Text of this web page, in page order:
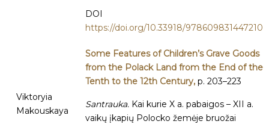
DOI
https://doi.org/10.33918/978609831447210
Viktoryia
Makouskaya
Some Features of Children’s Grave Goods
from the Polack Land from the End of the
Tenth to the 12th Century, p. 203–223
Santrauka. Kai kurie X a. pabaigos – XII a.
vaikų įkapių Polocko žemėje bruožai